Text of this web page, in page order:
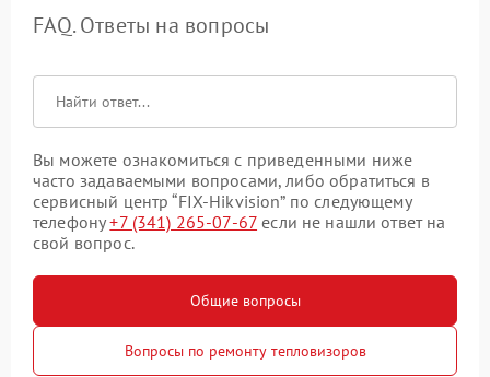
FAQ. Ответы на вопросы
Вы можете ознакомиться с приведенными ниже
часто задаваемыми вопросами, либо обратиться в
сервисный центр “FIX-Hikvision” по следующему
телефону+7 (341) 265-07-67 если не нашли ответ на
свой вопрос.
Общие вопросы
Вопросы по ремонту тепловизоров